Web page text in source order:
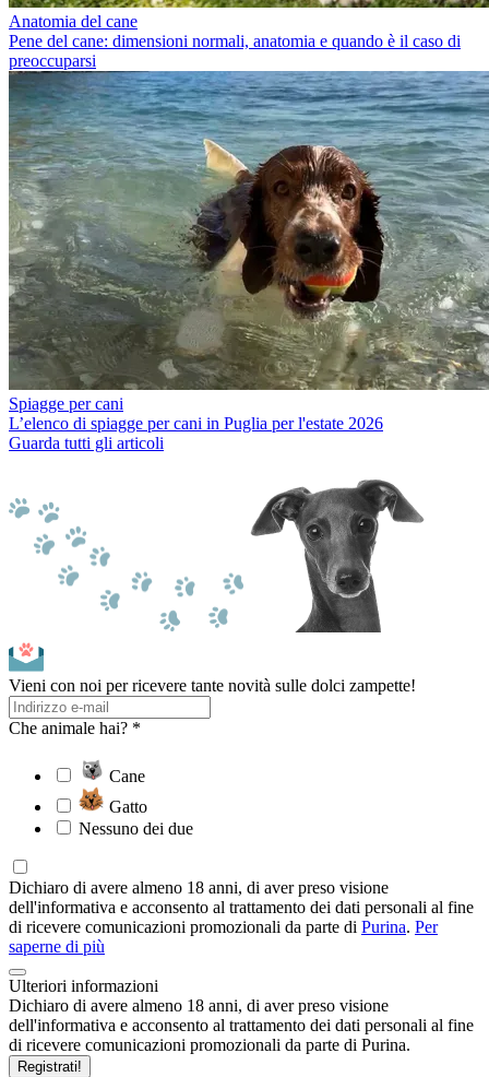
Anatomia del cane
Pene del cane: dimensioni normali, anatomia e quando è il caso di
preoccuparsi
Spiagge per cani
L’elenco di spiagge per cani in Puglia per l'estate 2026
Guarda tutti gli articoli
Vieni con noi per ricevere tante novità sulle dolci zampette!
Che animale hai? *
Cane
Gatto
Nessuno dei due
Dichiaro di avere almeno 18 anni, di aver preso visione
dell'informativa e acconsento al trattamento dei dati personali al fine
di ricevere comunicazioni promozionali da parte di Purina. Per
saperne di più
Ulteriori informazioni
Dichiaro di avere almeno 18 anni, di aver preso visione
dell'informativa e acconsento al trattamento dei dati personali al fine
di ricevere comunicazioni promozionali da parte di Purina.
Registrati!